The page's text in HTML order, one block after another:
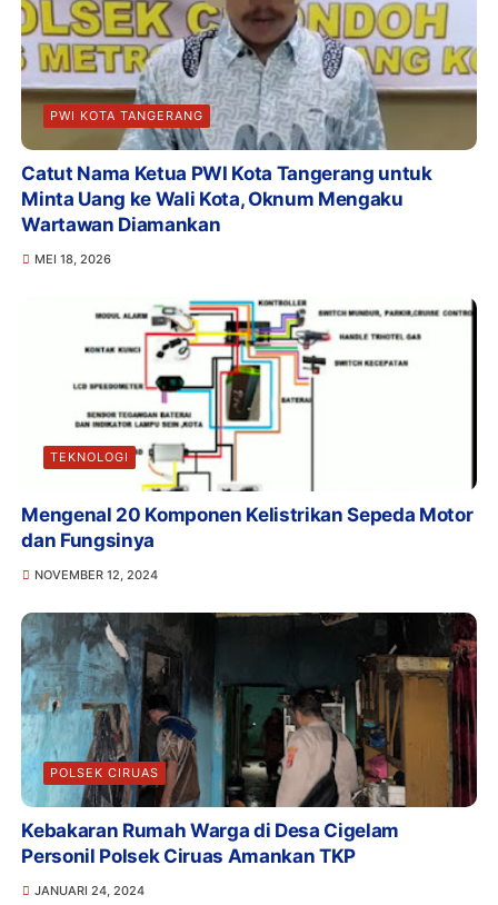
PWI KOTA TANGERANG
Catut Nama Ketua PWI Kota Tangerang untuk
Minta Uang ke Wali Kota, Oknum Mengaku
Wartawan Diamankan
MEI 18, 2026
TEKNOLOGI
Mengenal 20 Komponen Kelistrikan Sepeda Motor
dan Fungsinya
NOVEMBER 12, 2024
POLSEK CIRUAS
Kebakaran Rumah Warga di Desa Cigelam
Personil Polsek Ciruas Amankan TKP
JANUARI 24, 2024